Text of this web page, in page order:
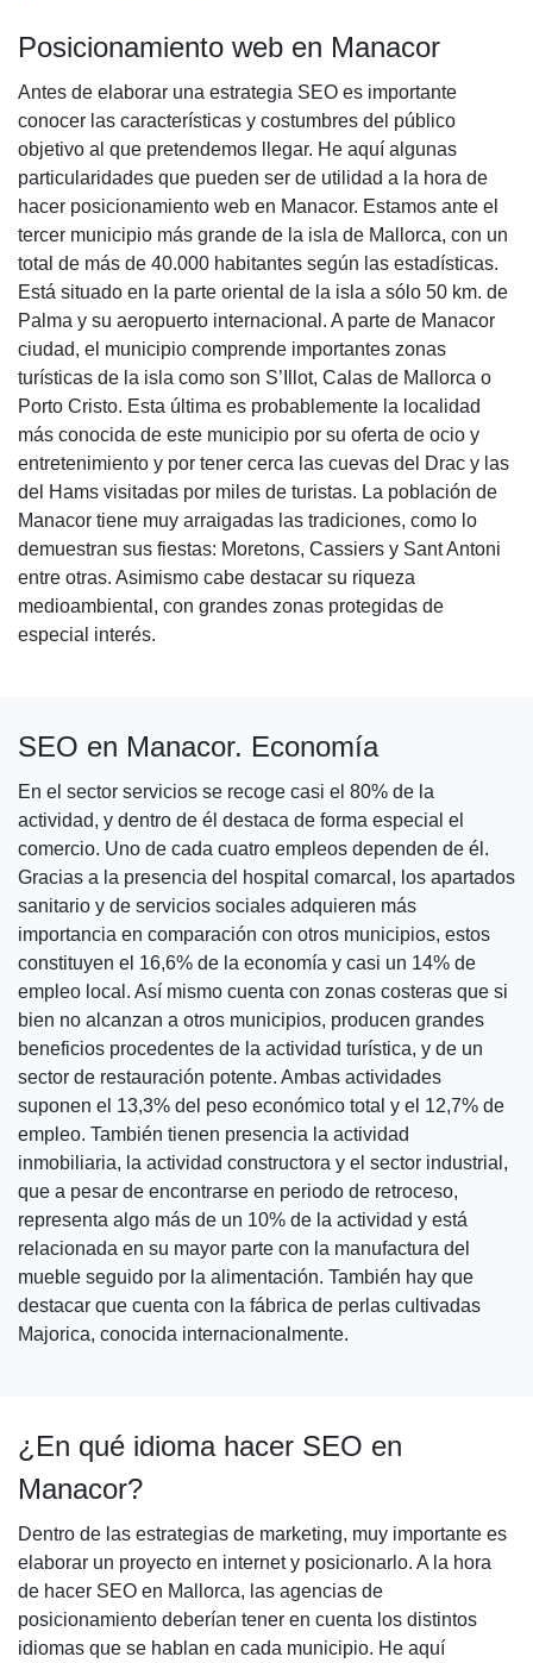
Posicionamiento web en Manacor
Antes de elaborar una estrategia SEO es importante
conocer las características y costumbres del público
objetivo al que pretendemos llegar. He aquí algunas
particularidades que pueden ser de utilidad a la hora de
hacer posicionamiento web en Manacor. Estamos ante el
tercer municipio más grande de la isla de Mallorca, con un
total de más de 40.000 habitantes según las estadísticas.
Está situado en la parte oriental de la isla a sólo 50 km. de
Palma y su aeropuerto internacional. A parte de Manacor
ciudad, el municipio comprende importantes zonas
turísticas de la isla como son S’Illot, Calas de Mallorca o
Porto Cristo. Esta última es probablemente la localidad
más conocida de este municipio por su oferta de ocio y
entretenimiento y por tener cerca las cuevas del Drac y las
del Hams visitadas por miles de turistas. La población de
Manacor tiene muy arraigadas las tradiciones, como lo
demuestran sus fiestas: Moretons, Cassiers y Sant Antoni
entre otras. Asimismo cabe destacar su riqueza
medioambiental, con grandes zonas protegidas de
especial interés.
SEO en Manacor. Economía
En el sector servicios se recoge casi el 80% de la
actividad, y dentro de él destaca de forma especial el
comercio. Uno de cada cuatro empleos dependen de él.
Gracias a la presencia del hospital comarcal, los apartados
sanitario y de servicios sociales adquieren más
importancia en comparación con otros municipios, estos
constituyen el 16,6% de la economía y casi un 14% de
empleo local. Así mismo cuenta con zonas costeras que si
bien no alcanzan a otros municipios, producen grandes
beneficios procedentes de la actividad turística, y de un
sector de restauración potente. Ambas actividades
suponen el 13,3% del peso económico total y el 12,7% de
empleo. También tienen presencia la actividad
inmobiliaria, la actividad constructora y el sector industrial,
que a pesar de encontrarse en periodo de retroceso,
representa algo más de un 10% de la actividad y está
relacionada en su mayor parte con la manufactura del
mueble seguido por la alimentación. También hay que
destacar que cuenta con la fábrica de perlas cultivadas
Majorica, conocida internacionalmente.
¿En qué idioma hacer SEO en
Manacor?
Dentro de las estrategias de marketing, muy importante es
elaborar un proyecto en internet y posicionarlo. A la hora
de hacer SEO en Mallorca, las agencias de
posicionamiento deberían tener en cuenta los distintos
idiomas que se hablan en cada municipio. He aquí